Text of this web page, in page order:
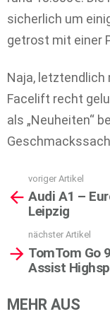
sicherlich um
getrost mit einer
Naja, letztendlich
Facelift recht
als „Neuheiten“
more
voriger Artikel
Audi A1 –
Leipzig
nächster Artikel
TomTom Go
Assist
MEHR AUS